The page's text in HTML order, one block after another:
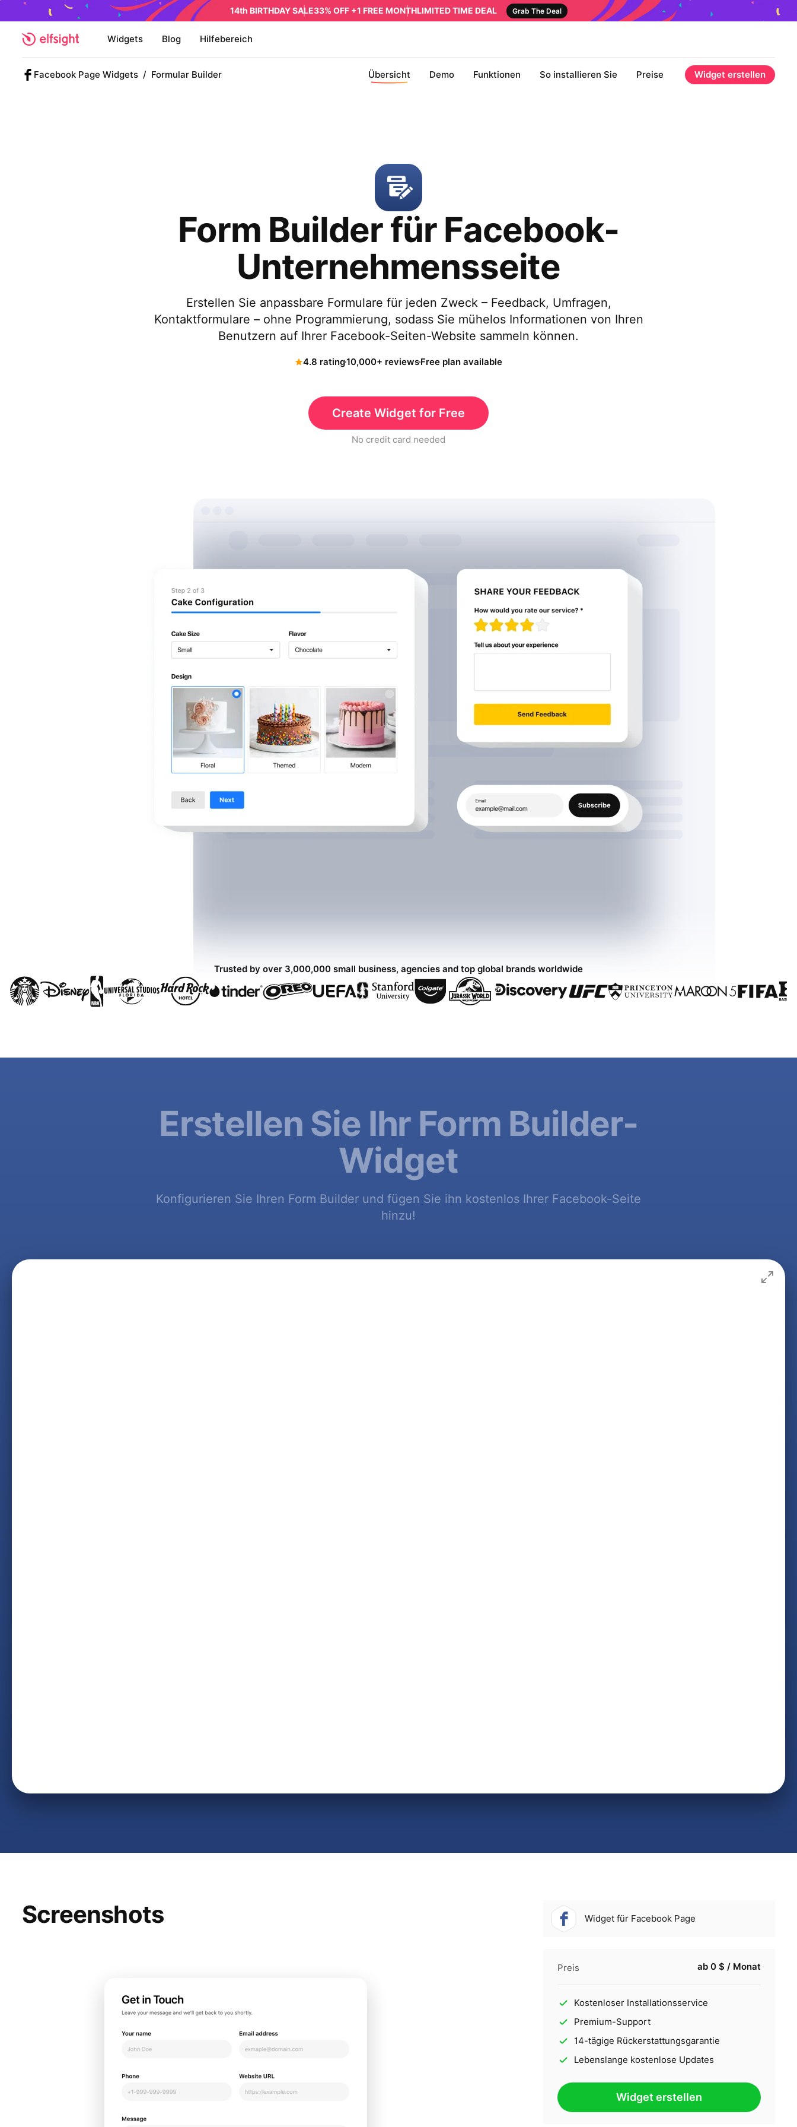
14th BIRTHDAY SALE33% OFF +1 FREE MONTHLIMITED TIME DEAL Grab The Deal
Widgets Blog Hilfebereich
Facebook Page Widgets / Formular Builder Übersicht Demo Funktionen So installieren Sie Preise Widget erstellen
Form Builder für Facebook-
Unternehmensseite
Erstellen Sie anpassbare Formulare für jeden Zweck – Feedback, Umfragen,
Kontaktformulare – ohne Programmierung, sodass Sie mühelos Informationen von Ihren
Benutzern auf Ihrer Facebook-Seiten-Website sammeln können.
4.8 rating10,000+ reviewsFree plan available
Create Widget for Free
No credit card needed
Trusted by over 3,000,000 small business, agencies and top global brands worldwide
Erstellen Sie Ihr Form Builder-
Widget
Konfigurieren Sie Ihren Form Builder und fügen Sie ihn kostenlos Ihrer Facebook-Seite
hinzu!
Screenshots Widget für Facebook Page
Preis ab 0 $ / Monat
Kostenloser Installationsservice
Premium-Support
14-tägige Rückerstattungsgarantie
Lebenslange kostenlose Updates
Widget erstellen